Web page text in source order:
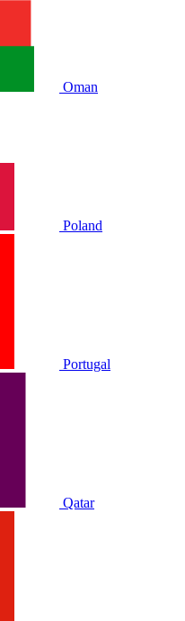
Oman
Poland
Portugal
Qatar